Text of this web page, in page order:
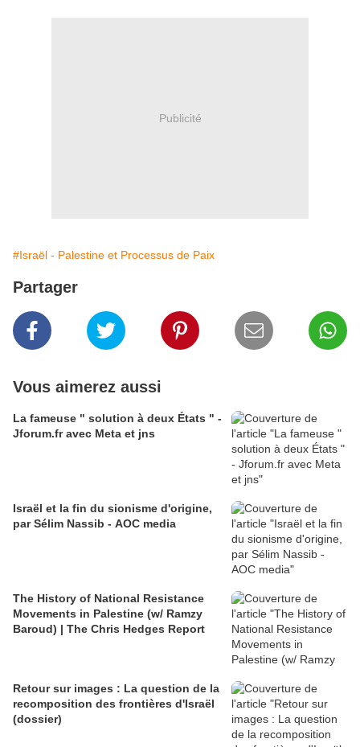
Publicité
#Israël - Palestine et Processus de Paix
Partager
Vous aimerez aussi
La fameuse " solution à deux États " -
Jforum.fr avec Meta et jns
Israël et la fin du sionisme d'origine,
par Sélim Nassib - AOC media
The History of National Resistance
Movements in Palestine (w/ Ramzy
Baroud) | The Chris Hedges Report
Retour sur images : La question de la
recomposition des frontières d'Israël
(dossier)